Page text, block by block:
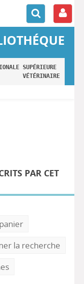
SUPÉRIEURE
VÉTÉRINAIRE
PAR CET
la recherche